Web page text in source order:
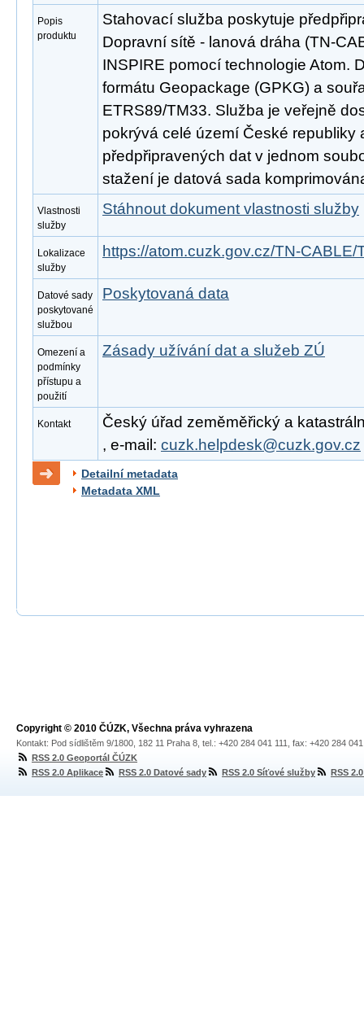
Popis
produktu
Stahovací služba poskytuje
Dopravní sítě - lanová dráha (TN-
INSPIRE pomocí technologie Atom.
formátu Geopackage (GPKG) a
ETRS89/TM33. Služba je veřejně
pokrývá celé území České republiky
předpřipravených dat v jednom
stažení je datová sada
Vlastnosti
služby
Stáhnout dokument vlastnosti služby
Lokalizace
služby
https://atom.cuzk.gov.cz/TN-CABLE/
Datové sady
poskytované
službou
Poskytovaná data
Omezení a
podmínky
přístupu a
použití
Zásady užívání dat a služeb ZÚ
Kontakt
Český úřad zeměměřický a
, e-mail: cuzk.helpdesk@cuzk.gov.cz
Detailní metadata
Metadata XML
Copyright © 2010 ČÚZK, Všechna práva vyhrazena
Kontakt: Pod sídlištěm 9/1800, 182 11 Praha 8, tel.: +420 284 041 111, fax: +420 284
RSS 2.0 Geoportál ČÚZK
RSS 2.0 Aplikace
RSS 2.0 Datové sady RSS 2.0 Síťové služby RSS